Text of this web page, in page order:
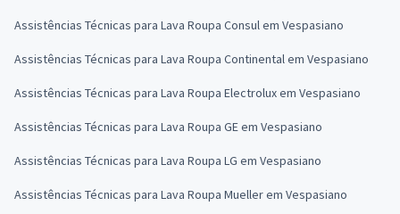
Assistências Técnicas para Lava Roupa Consul em Vespasiano
Assistências Técnicas para Lava Roupa Continental em Vespasiano
Assistências Técnicas para Lava Roupa Electrolux em Vespasiano
Assistências Técnicas para Lava Roupa GE em Vespasiano
Assistências Técnicas para Lava Roupa LG em Vespasiano
Assistências Técnicas para Lava Roupa Mueller em Vespasiano